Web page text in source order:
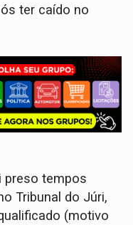
ter caído no
preso tempos
Tribunal do Júri,
(motivo